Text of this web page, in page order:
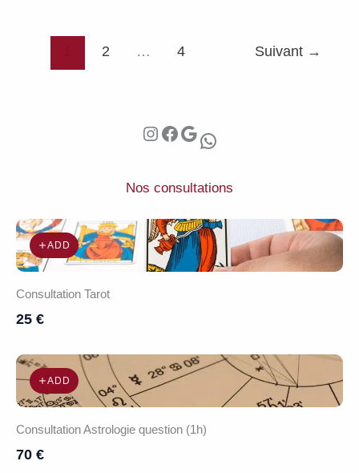
2 … 4 Suivant →
Instagram Facebook Google WhatsApp
Nos consultations
ADD
Consultation Tarot
25 €
ADD
Consultation Astrologie question (1h)
70 €